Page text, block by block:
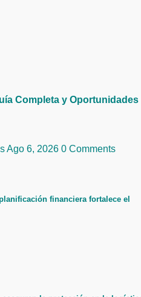
Completa y Oportunidades
Ago 6, 2026 0 Comments
financiera fortalece el